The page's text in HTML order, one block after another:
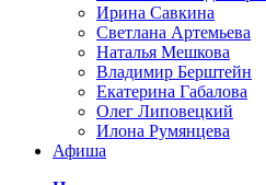
Ирина Савкина
Светлана Артемьева
Наталья Мешкова
Владимир Берштейн
Екатерина Габалова
Олег Липовецкий
Илона Румянцева
Афиша